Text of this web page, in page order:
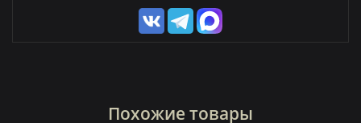
Похожие товары